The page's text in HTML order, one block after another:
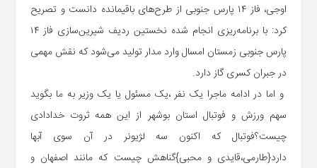
اوجی، فاز ۱۴ پارس جنوبی از طرح‌های باقیمانده دانست و تصریح
کرد: با برنامه‌ریزی انجام شده نخستین ردیف شیرین‌سازی فاز ۱۴
پارس جنوبی زمستان امسال وارد مدار تولید می‌شود که نقش مهمی
در جبران کسری گاز دارد.
و اما در ادامه ماجرا یک نفر ،یک مسئول یا یک وزیر به ما بگوید
سهم ورزش و فوتبال استان بوشهر از این همه ثروت خدادادی
چیست؟فوتبال که اکنون سه لژیونر در آن سوی آبها
دارد{طارمی،قایدی و محبی}گناهش چیست که مانند اصفهان و